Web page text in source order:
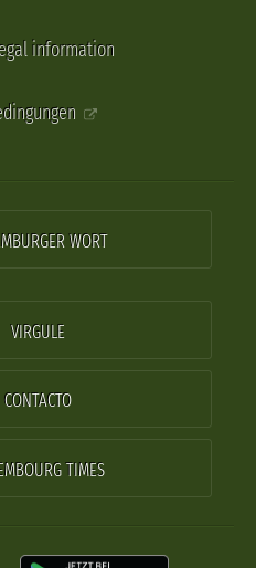
information
WORT
VIRGULE
CONTACTO
TIMES